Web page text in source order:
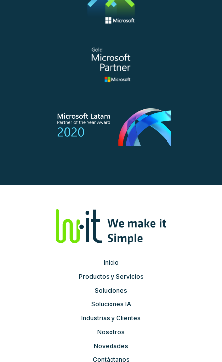
Inicio
Productos y Servicios
Soluciones
Soluciones IA
Industrias y Clientes
Nosotros
Novedades
Contáctanos